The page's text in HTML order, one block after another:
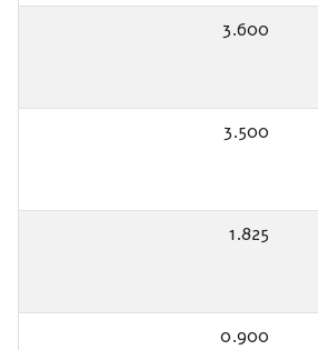
3.600
3.500
1.825
0.900